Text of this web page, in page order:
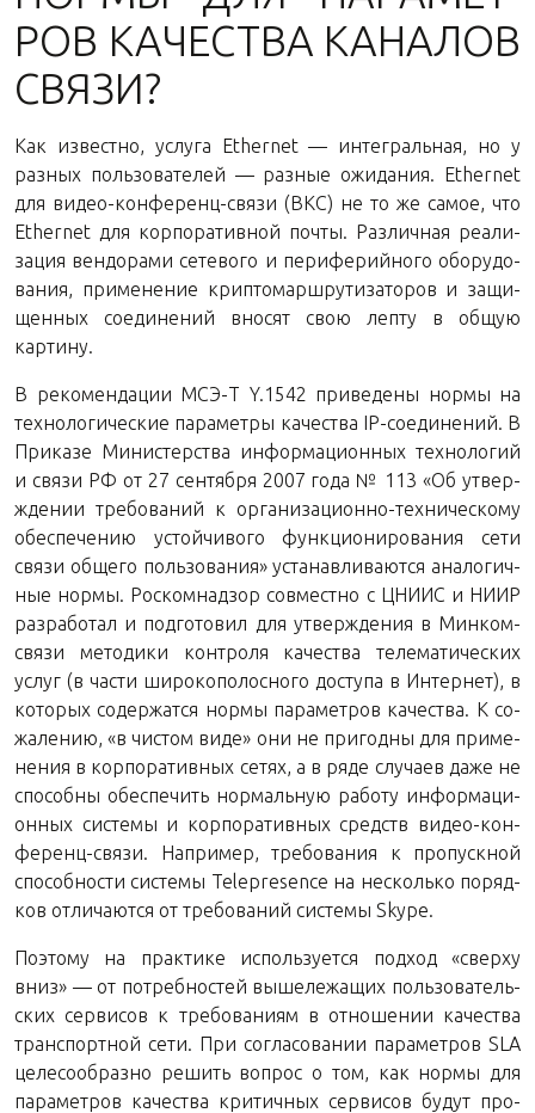
РОВ КА­ЧЕ­СТВА КА­НА­ЛОВ
СВЯЗИ?
Как из­вест­но, услу­га Ethernet — ин­те­граль­ная, но у
раз­ных поль­зо­ва­те­лей — раз­ные ожи­да­ния. Ethernet
для ви­део-кон­фе­ренц-свя­зи (ВКС) не то же самое, что
Ethernet для кор­по­ра­тив­ной почты. Раз­лич­ная ре­а­ли­
за­ция вен­до­ра­ми се­те­во­го и пе­ри­фе­рий­но­го обо­ру­до­
ва­ния, при­ме­не­ние крип­то­марш­ру­ти­за­то­ров и за­щи­
щен­ных со­еди­не­ний вно­сят свою лепту в общую
картину.
В ре­ко­мен­да­ции МСЭ-Т Y.1542 при­ве­де­ны нормы на
тех­но­ло­ги­че­ские па­ра­мет­ры ка­че­ства IP-со­еди­не­ний. В
При­ка­зе Ми­ни­стер­ства ин­фор­ма­ци­он­ных тех­но­ло­гий
и связи РФ от 27 сен­тяб­ря 2007 года № 113 «Об утвер­
жде­нии тре­бо­ва­ний к ор­га­ни­за­ци­он­но-тех­ни­че­ско­му
обес­пе­че­нию устой­чи­во­го функ­ци­о­ни­ро­ва­ния сети
связи об­ще­го поль­зо­ва­ния» уста­нав­ли­ва­ют­ся ана­ло­гич­
ные нормы. Ро­с­ком­над­зор сов­мест­но с ЦНИИС и НИИР
раз­ра­бо­тал и под­го­то­вил для утвер­жде­ния в Мин­ком­
свя­зи ме­то­ди­ки кон­тро­ля ка­че­ства те­ле­ма­ти­че­ских
услуг (в части ши­ро­ко­по­лос­но­го до­сту­па в Ин­тер­нет), в
ко­то­рых со­дер­жат­ся нормы па­ра­мет­ров ка­че­ства. К со­
жа­ле­нию, «в чи­стом виде» они не при­год­ны для при­ме­
не­ния в кор­по­ра­тив­ных сетях, а в ряде слу­ча­ев даже не
спо­соб­ны обес­пе­чить нор­маль­ную ра­бо­ту ин­фор­ма­ци­
он­ных си­сте­мы и кор­по­ра­тив­ных средств ви­део-кон­
фе­ренц-свя­зи. На­при­мер, тре­бо­ва­ния к про­пуск­ной
спо­соб­но­сти си­сте­мы Teleрresence на несколь­ко по­ряд­
ков от­ли­ча­ют­ся от тре­бо­ва­ний си­сте­мы Skype.
По­это­му на прак­ти­ке ис­поль­зу­ет­ся под­ход «свер­ху
вниз» — от по­треб­но­стей вы­ше­ле­жа­щих поль­зо­ва­тель­
ских сер­ви­сов к тре­бо­ва­ни­ям в от­но­ше­нии ка­че­ства
транс­порт­ной сети. При со­гла­со­ва­нии па­ра­мет­ров SLA
це­ле­со­об­раз­но ре­шить во­прос о том, как нормы для
па­ра­мет­ров ка­че­ства кри­тич­ных сер­ви­сов будут про­